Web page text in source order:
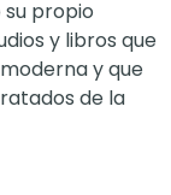
propio
y libros que
y que
de la